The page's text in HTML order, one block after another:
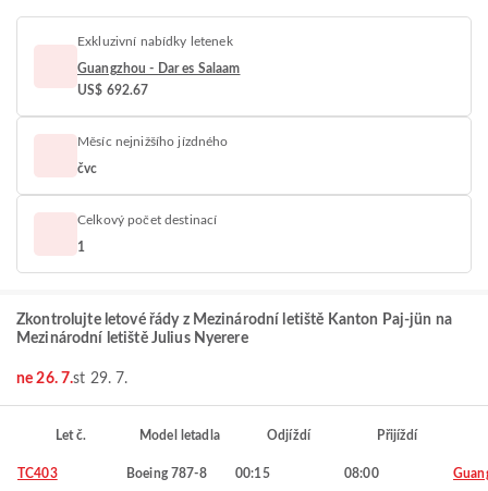
Exkluzivní nabídky letenek
Guangzhou - Dar es Salaam
US$ 692.67
Měsíc nejnižšího jízdného
čvc
Celkový počet destinací
1
Zkontrolujte letové řády z Mezinárodní letiště Kanton Paj-jün na
Mezinárodní letiště Julius Nyerere
ne 26. 7.st 29. 7.
Let č. Model letadla Odjíždí Přijíždí
TC403 Boeing 787-8 00:15 08:00